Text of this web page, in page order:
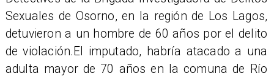
Sexuales de Osorno, en la región de Los Lagos,
detuvieron a un hombre de 60 años por el delito
de violación.El imputado, habría atacado a una
adulta mayor de 70 años en la comuna de Río